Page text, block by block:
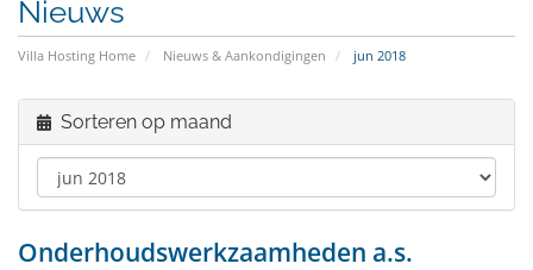
Nieuws
Villa Hosting Home Nieuws & Aankondigingen jun 2018
Sorteren op maand
Onderhoudswerkzaamheden a.s.